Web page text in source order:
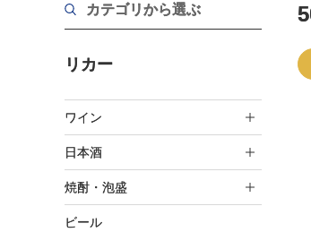
カテゴリから選ぶ
リカー
ワイン
日本酒
焼酎・泡盛
ビール